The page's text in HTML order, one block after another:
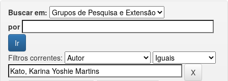
Buscar em:
por
Filtros correntes: